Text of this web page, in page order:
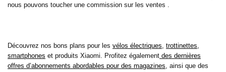
nous pouvons toucher une commission sur les ventes .
Découvrez nos bons plans pour les vélos électriques trottinettes
smartphones et produits Xiaomi. Profitez également des dernières
offres d’abonnements abordables pour des magazines , ainsi que des